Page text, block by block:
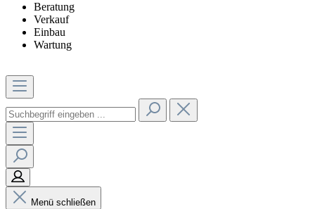
Beratung
Verkauf
Einbau
Wartung
Menü schließen